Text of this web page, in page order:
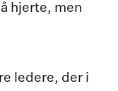
hjerte, men
ledere, der i